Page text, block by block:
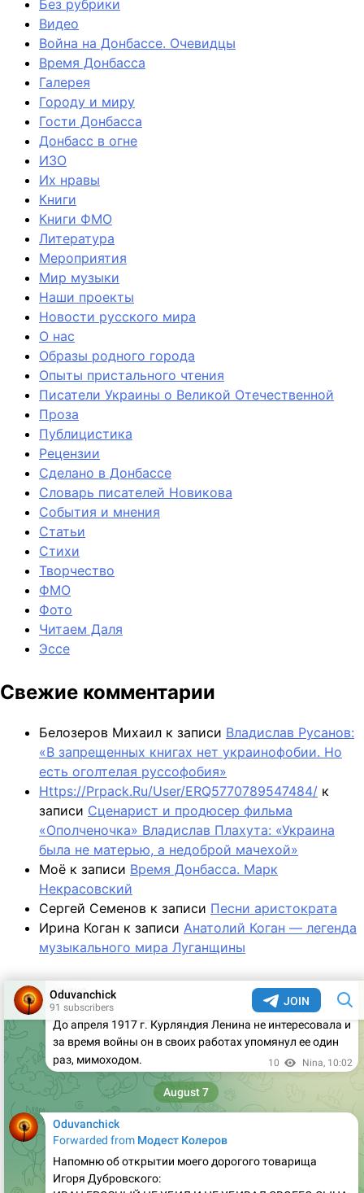
Без рубрики
Видео
Война на Донбассе. Очевидцы
Время Донбасса
Галерея
Городу и миру
Гости Донбасса
Донбасс в огне
ИЗО
Их нравы
Книги
Книги ФМО
Литература
Мероприятия
Мир музыки
Наши проекты
Новости русского мира
О нас
Образы родного города
Опыты пристального чтения
Писатели Украины о Великой Отечественной
Проза
Публицистика
Рецензии
Сделано в Донбассе
Словарь писателей Новикова
События и мнения
Статьи
Стихи
Творчество
ФМО
Фото
Читаем Даля
Эссе
Свежие комментарии
Белозеров Михаил к записи Владислав Русанов:
«В запрещенных книгах нет украинофобии. Но
есть оголтелая руссофобия»
Https://Prpack.Ru/User/ERQ5770789547484/ к
записи Сценарист и продюсер фильма
«Ополченочка» Владислав Плахута: «Украина
была не матерью, а недоброй мачехой»
Моё к записи Время Донбасса. Марк
Некрасовский
Сергей Семенов к записи Песни аристократа
Ирина Коган к записи Анатолий Коган — легенда
музыкального мира Луганщины